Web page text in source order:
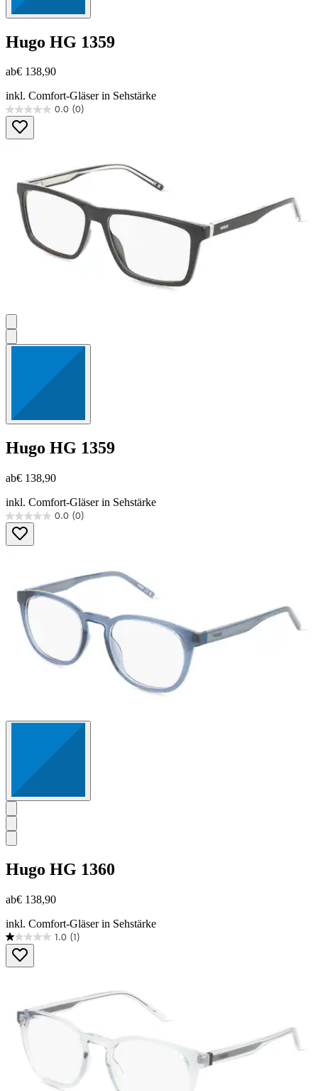
Hugo HG 1359
ab€ 138,90
inkl. Comfort-Gläser in Sehstärke
0.0 (0)
0.0
von
5
Hugo HG 1359
ab€ 138,90
inkl. Comfort-Gläser in Sehstärke
0.0 (0)
0.0
von
5
Hugo HG 1360
ab€ 138,90
inkl. Comfort-Gläser in Sehstärke
1.0 (1)
1.0
von
5
Bewertung